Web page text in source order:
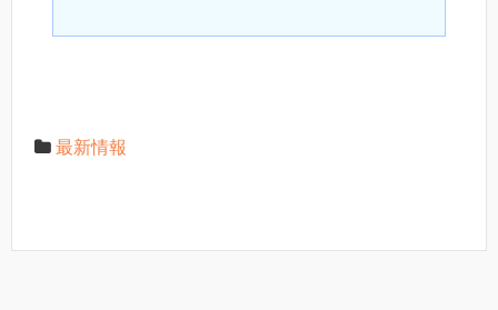
最新情報